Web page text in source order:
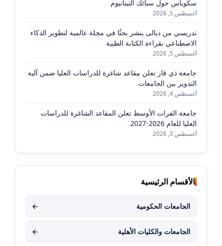
سكوباس حول سبائك التيتانيوم
أغسطس 5, 2026
تدريسي من ديالى ينشر بحثًا في مجلة عالمية لتطوير الذكاء
الاصطناعي بقراءة الكتابة الطبية
أغسطس 5, 2026
جامعة ذي قار تعلن مقاعد شاغرة للدراسات العليا ضمن آلية
التدوير بين الجامعات
أغسطس 4, 2026
جامعة الفرات الأوسط تعلن المقاعد الشاغرة للدراسات
العليا للعام 2026-2027
أغسطس 3, 2026
الأقسام الرئيسية
الجامعات الحكومية ←
الجامعات والكليات الأهلية ←